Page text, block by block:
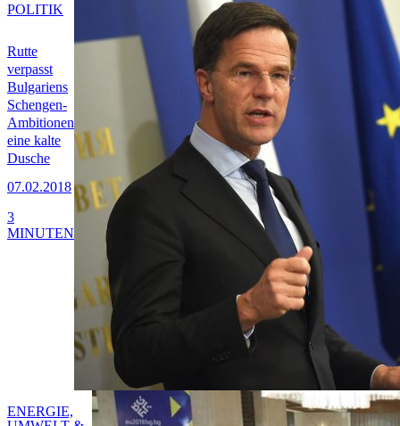
Rutte
verpasst
Bulgariens
Schengen-
Ambitionen
eine kalte
Dusche
07.02.2018
POLITIK
3
MINUTEN
ENERGIE,